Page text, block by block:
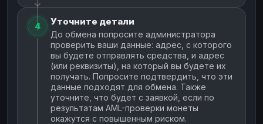
4 Уточните детали
До обмена попросите администратора
проверить ваши данные: адрес, с которого
вы будете отправлять средства, и адрес
(или реквизиты), на который вы будете их
получать. Попросите подтвердить, что эти
данные подходят для обмена. Также
уточните, что будет с заявкой, если по
результатам AML-проверки монеты
окажутся с повышенным риском.